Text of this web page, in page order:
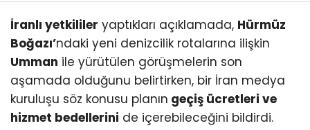
İranlı yetkililer yaptıkları açıklamada, Hürmüz
Boğazı’ndaki yeni denizcilik rotalarına ilişkin
Umman ile yürütülen görüşmelerin son
aşamada olduğunu belirtirken, bir İran medya
kuruluşu söz konusu planın geçiş ücretleri ve
hizmet bedellerini de içerebileceğini bildirdi.